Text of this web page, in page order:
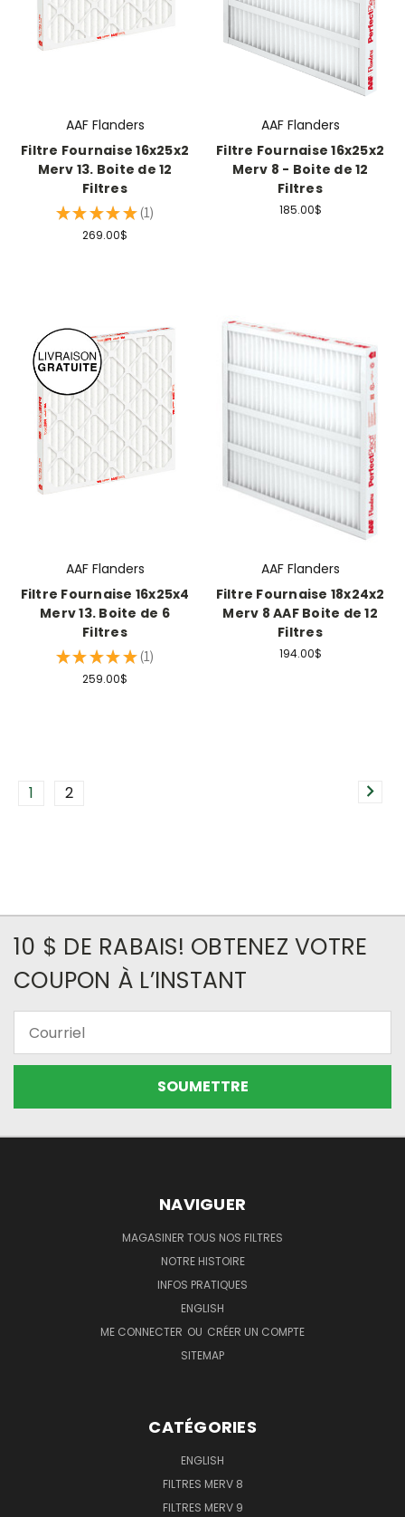
AAF Flanders
Filtre Fournaise 16x25x2
Merv 13. Boite de 12
Filtres
★ ★ ★ ★ ★ 1
1
269.00$
AAF Flanders
Filtre Fournaise 16x25x2
Merv 8 - Boite de 12
Filtres
185.00$
AAF Flanders
Filtre Fournaise 16x25x4
Merv 13. Boite de 6
Filtres
★ ★ ★ ★ ★ 1
1
259.00$
AAF Flanders
Filtre Fournaise 18x24x2
Merv 8 AAF Boite de 12
Filtres
194.00$
1 2
10 $ DE RABAIS! OBTENEZ VOTRE
COUPON À L’INSTANT
NAVIGUER
MAGASINER TOUS NOS FILTRES
NOTRE HISTOIRE
INFOS PRATIQUES
ENGLISH
ME CONNECTER OU CRÉER UN COMPTE
SITEMAP
CATÉGORIES
ENGLISH
FILTRES MERV 8
FILTRES MERV 9